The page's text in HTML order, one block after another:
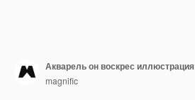
Акварель он воскрес иллюстрация
magnific